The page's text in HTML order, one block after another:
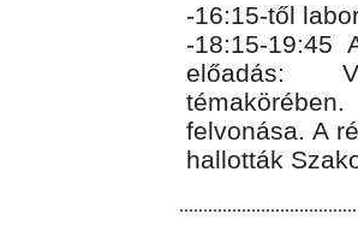
-16:15-től
-18:15-19:45
előadás:
felvonása. A
hallották